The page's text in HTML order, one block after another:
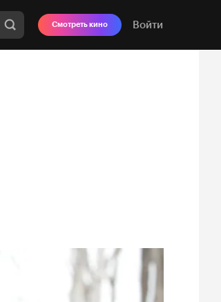
Смотреть кино Войти